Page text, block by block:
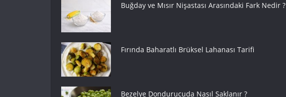
Buğday ve Mısır Nişastası Arasındaki Fark Nedir ?
Fırında Baharatlı Brüksel Lahanası Tarifi
Bezelye Dondurucuda Nasıl Saklanır ?